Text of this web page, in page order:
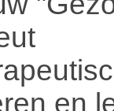
en